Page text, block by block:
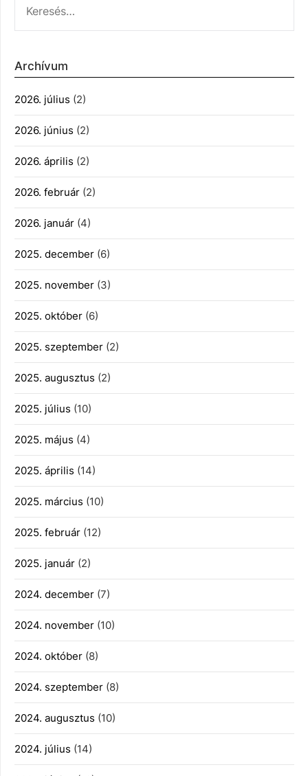
Archívum
2026. július (2)
2026. június (2)
2026. április (2)
2026. február (2)
2026. január (4)
2025. december (6)
2025. november (3)
2025. október (6)
2025. szeptember (2)
2025. augusztus (2)
2025. július (10)
2025. május (4)
2025. április (14)
2025. március (10)
2025. február (12)
2025. január (2)
2024. december (7)
2024. november (10)
2024. október (8)
2024. szeptember (8)
2024. augusztus (10)
2024. július (14)